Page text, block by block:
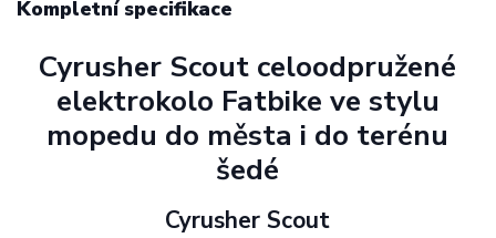
Kompletní specifikace
Cyrusher Scout celoodpružené
elektrokolo Fatbike ve stylu
mopedu do města i do terénu
šedé
Cyrusher Scout